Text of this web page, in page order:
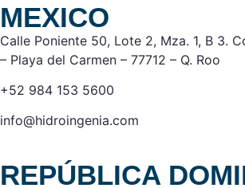
MEXICO
Calle Poniente 50, Lote 2, Mza. 1, B 3.
– Playa del Carmen – 77712 – Q. Roo
+52 984 153 5600
info@hidroingenia.com
REPÚBLICA